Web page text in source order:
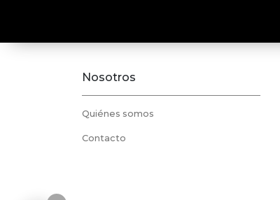
Nosotros
Quiénes somos
Contacto